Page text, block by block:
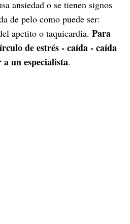
ansiedad o se tienen signos
de pelo como puede ser:
apetito o taquicardia. Para
de estrés - caída - caída
un especialista.